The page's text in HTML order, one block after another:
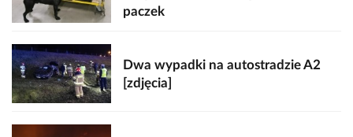
paczek
Dwa wypadki na autostradzie A2
[zdjęcia]